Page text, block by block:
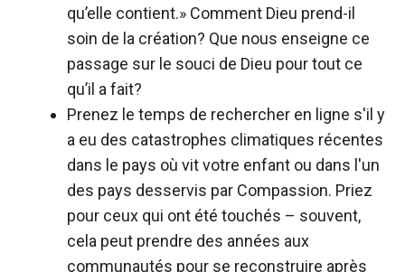
qu’elle contient.» Comment Dieu prend-il
soin de la création? Que nous enseigne ce
passage sur le souci de Dieu pour tout ce
qu’il a fait?
Prenez le temps de rechercher en ligne s'il y
a eu des catastrophes climatiques récentes
dans le pays où vit votre enfant ou dans l'un
des pays desservis par Compassion. Priez
pour ceux qui ont été touchés – souvent,
cela peut prendre des années aux
communautés pour se reconstruire après